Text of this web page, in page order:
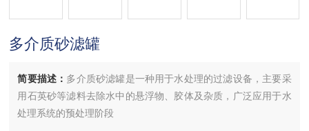
多介质砂滤罐
简要描述： 多介质砂滤罐是一种用于水处理的过滤设备，主要采
用石英砂等滤料去除水中的悬浮物、胶体及杂质，广泛应用于水
处理系统的预处理阶段